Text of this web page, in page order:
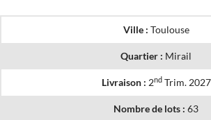
Contact
Ville : Toulouse
Quartier : Mirail
Livraison : 2ndTrim. 2027
Nombre de lots : 63